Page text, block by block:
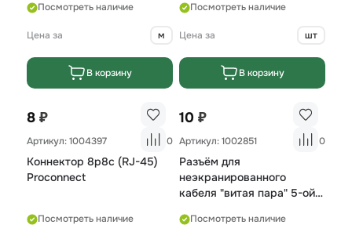
Посмотреть наличие
Цена за м
В корзину
Посмотреть наличие
Цена за шт
В корзину
8 ₽
Артикул: 1004397 0
Коннектор 8р8с (RJ-45)
Proconnect
Посмотреть наличие
10 ₽
Артикул: 1002851 0
Разъём для
неэкранированного
кабеля "витая пара" 5-ой
LANS
Посмотреть наличие